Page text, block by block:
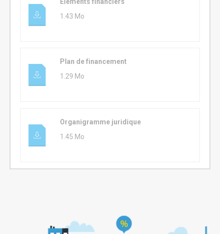
1.43 Mo
Plan de financement
1.29 Mo
Organigramme juridique
1.45 Mo